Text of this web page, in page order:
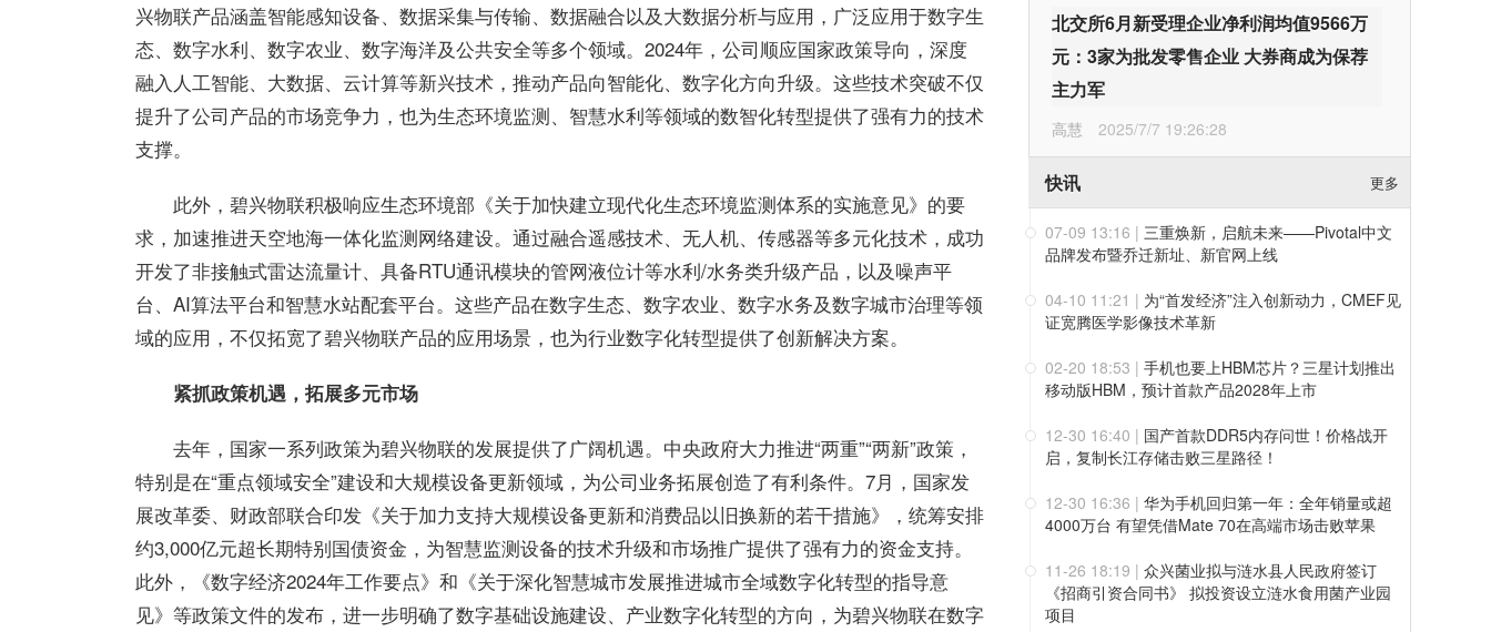
兴物联产品涵盖智能感知设备、数据采集与传输、数据融合以及大数据分析与应用，广泛应用于数字生
态、数字水利、数字农业、数字海洋及公共安全等多个领域。2024年，公司顺应国家政策导向，深度
融入人工智能、大数据、云计算等新兴技术，推动产品向智能化、数字化方向升级。这些技术突破不仅
提升了公司产品的市场竞争力，也为生态环境监测、智慧水利等领域的数智化转型提供了强有力的技术
支撑。
此外，碧兴物联积极响应生态环境部《关于加快建立现代化生态环境监测体系的实施意见》的要
求，加速推进天空地海一体化监测网络建设。通过融合遥感技术、无人机、传感器等多元化技术，成功
开发了非接触式雷达流量计、具备RTU通讯模块的管网液位计等水利/水务类升级产品，以及噪声平
台、AI算法平台和智慧水站配套平台。这些产品在数字生态、数字农业、数字水务及数字城市治理等领
域的应用，不仅拓宽了碧兴物联产品的应用场景，也为行业数字化转型提供了创新解决方案。
紧抓政策机遇，拓展多元市场
去年，国家一系列政策为碧兴物联的发展提供了广阔机遇。中央政府大力推进“两重”“两新”政策，
特别是在“重点领域安全”建设和大规模设备更新领域，为公司业务拓展创造了有利条件。7月，国家发
展改革委、财政部联合印发《关于加力支持大规模设备更新和消费品以旧换新的若干措施》，统筹安排
约3,000亿元超长期特别国债资金，为智慧监测设备的技术升级和市场推广提供了强有力的资金支持。
此外，《数字经济2024年工作要点》和《关于深化智慧城市发展推进城市全域数字化转型的指导意
见》等政策文件的发布，进一步明确了数字基础设施建设、产业数字化转型的方向，为碧兴物联在数字
北交所6月新受理企业净利润均值9566万
元：3家为批发零售企业 大券商成为保荐
主力军
高慧 2025/7/7 19:26:28
快讯 更多
07-09 13:16 | 三重焕新，启航未来——Pivotal中文
品牌发布暨乔迁新址、新官网上线
04-10 11:21 | 为“首发经济”注入创新动力，CMEF见
证宽腾医学影像技术革新
02-20 18:53 | 手机也要上HBM芯片？三星计划推出
移动版HBM，预计首款产品2028年上市
12-30 16:40 | 国产首款DDR5内存问世！价格战开
启，复制长江存储击败三星路径！
12-30 16:36 | 华为手机回归第一年：全年销量或超
4000万台 有望凭借Mate 70在高端市场击败苹果
11-26 18:19 | 众兴菌业拟与涟水县人民政府签订
《招商引资合同书》 拟投资设立涟水食用菌产业园
项目